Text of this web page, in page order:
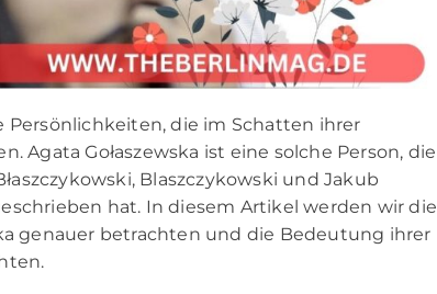
Persönlichkeiten, die im Schatten ihrer
Agata Gołaszewska ist eine solche Person, die
Blaszczykowski und Jakub
hat. In diesem Artikel werden wir die
genauer betrachten und die Bedeutung ihrer